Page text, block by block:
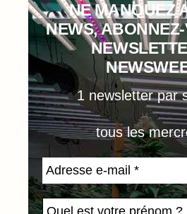
NE MANQUEZ
NEWS,
1 newsletter par
tous les